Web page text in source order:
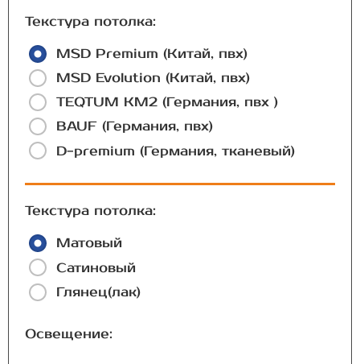
Текстура потолка:
MSD Premium (Китай, пвх)
MSD Evolution (Китай, пвх)
TEQTUM КМ2 (Германия, пвх )
BAUF (Германия, пвх)
D-premium (Германия, тканевый)
Текстура потолка:
Матовый
Сатиновый
Глянец(лак)
Освещение: